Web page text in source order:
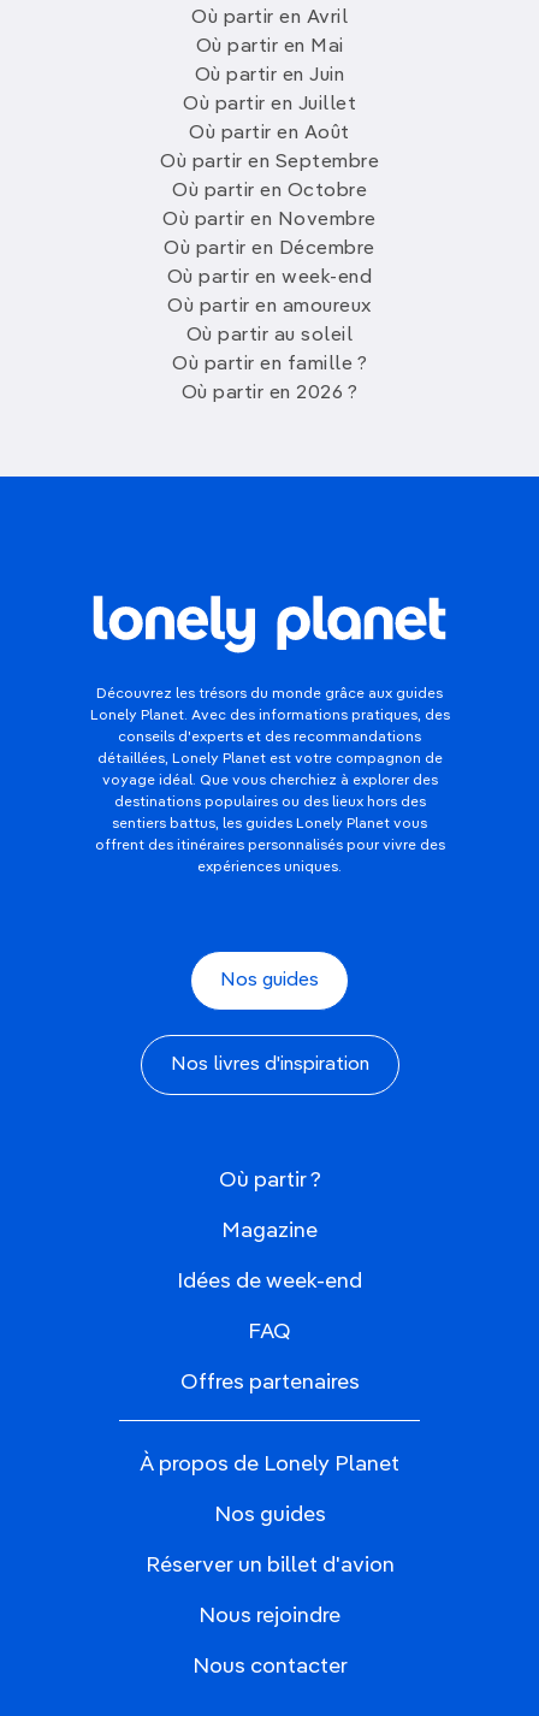
Où partir en Avril
Où partir en Mai
Où partir en Juin
Où partir en Juillet
Où partir en Août
Où partir en Septembre
Où partir en Octobre
Où partir en Novembre
Où partir en Décembre
Où partir en week-end
Où partir en amoureux
Où partir au soleil
Où partir en famille ?
Où partir en 2026 ?
Découvrez les trésors du monde grâce aux guides
Lonely Planet. Avec des informations pratiques, des
conseils d'experts et des recommandations
détaillées, Lonely Planet est votre compagnon de
voyage idéal. Que vous cherchiez à explorer des
destinations populaires ou des lieux hors des
sentiers battus, les guides Lonely Planet vous
offrent des itinéraires personnalisés pour vivre des
expériences uniques.
Nos guides
Nos livres d'inspiration
Où partir ?
Magazine
Idées de week-end
FAQ
Offres partenaires
À propos de Lonely Planet
Nos guides
Réserver un billet d'avion
Nous rejoindre
Nous contacter